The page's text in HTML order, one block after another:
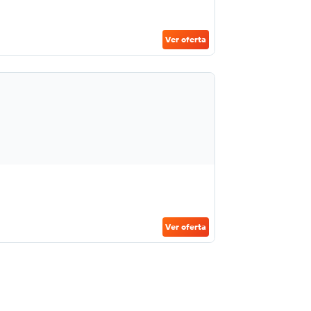
Ver oferta
Ver oferta